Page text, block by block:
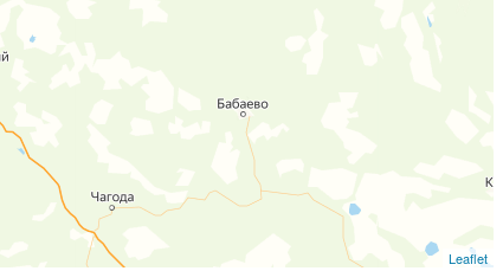
Leaflet